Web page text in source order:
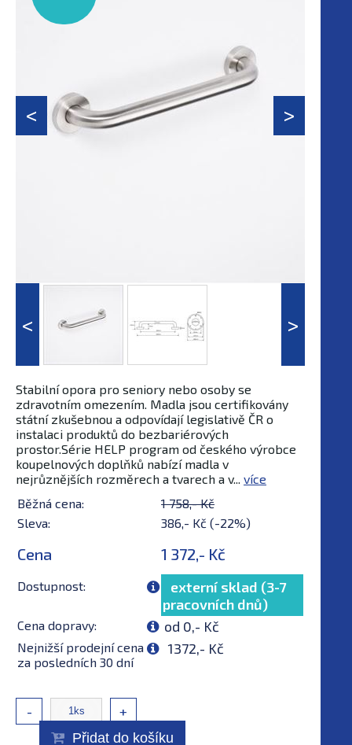
Stabilní opora pro seniory nebo osoby se
zdravotním omezením. Madla jsou certifikovány
státní zkušebnou a odpovídají legislativě ČR o
instalaci produktů do bezbariérových
prostor.Série HELP program od českého výrobce
koupelnových doplňků nabízí madla v
nejrůznějších rozměrech a tvarech a v... více
Běžná cena:
1 758,- Kč
Sleva:
386,- Kč (-22%)
Cena 1 372,- Kč
Dostupnost:
externí sklad (3-7
pracovních dnů)
Cena dopravy: od 0,- Kč
Nejnižší prodejní cena
za posledních 30 dní
1372,- Kč
- +
Přidat do košíku